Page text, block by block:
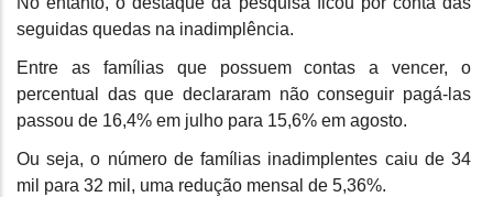
seguidas quedas na inadimplência.
Entre as famílias que possuem contas a vencer, o
percentual das que declararam não conseguir pagá-las
passou de 16,4% em julho para 15,6% em agosto.
Ou seja, o número de famílias inadimplentes caiu de 34
mil para 32 mil, uma redução mensal de 5,36%.